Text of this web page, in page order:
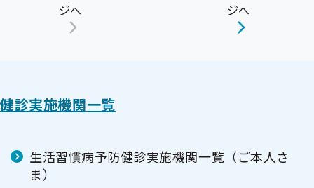
ジへ
ジへ
健診実施機関一覧
生活習慣病予防健診実施機関一覧（ご本人さ
ま）